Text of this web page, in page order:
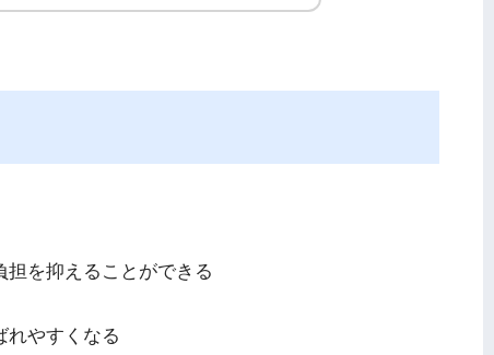
担を抑えることができる
れやすくなる